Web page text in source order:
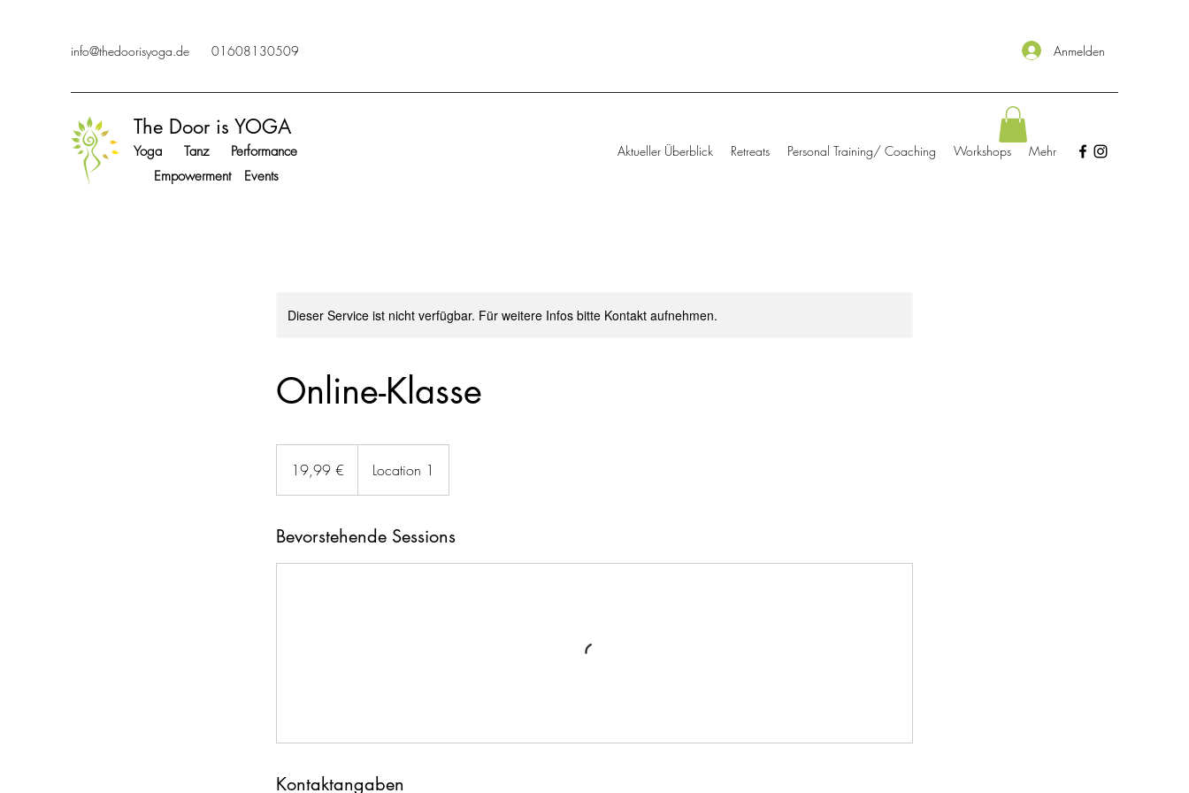
info@thedoorisyoga.de 01608130509 Anmelden
The Door is YOGA
Yoga Tanz Performance
Empowerment Events
Aktueller Überblick Retreats Personal Training/ Coaching Workshops Mehr
Dieser Service ist nicht verfügbar. Für weitere Infos bitte Kontakt aufnehmen.
Online-Klasse
19,99 € Location 1
Bevorstehende Sessions
Kontaktangaben